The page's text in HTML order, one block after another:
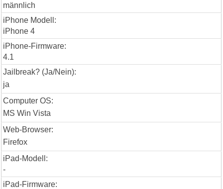
männlich
iPhone Modell:
iPhone 4
iPhone-Firmware:
4.1
Jailbreak? (Ja/Nein):
ja
Computer OS:
MS Win Vista
Web-Browser:
Firefox
iPad-Modell:
-
iPad-Firmware: